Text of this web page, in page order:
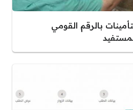
بالرقم القومي